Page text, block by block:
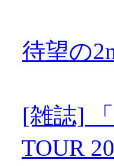
待望の
[雑誌]
TOUR